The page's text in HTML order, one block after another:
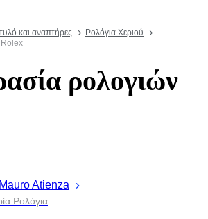
και αναπτήρες
Ρολόγια Χεριού
ρολογιών
MauroAtienza
Ρολόγια